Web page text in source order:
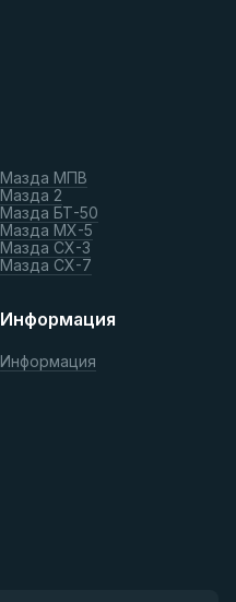
Мазда МПВ
Мазда 2
Мазда БТ-50
Мазда МХ-5
Мазда СХ-3
Мазда СХ-7
Информация
Информация